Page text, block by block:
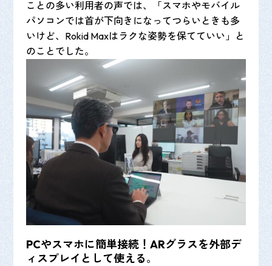
ことの多い利用者の声では、「スマホやモバイル
パソコンでは首が下向きになってつらいときも多
いけど、Rokid Maxはラクな姿勢を保てていい」と
のことでした。
PCやスマホに簡単接続！ARグラスを外部デ
ィスプレイとして使える。